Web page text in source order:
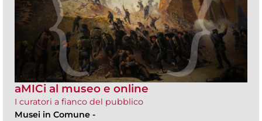
aMICi al museo e online
I curatori a fianco del pubblico
Musei in Comune -